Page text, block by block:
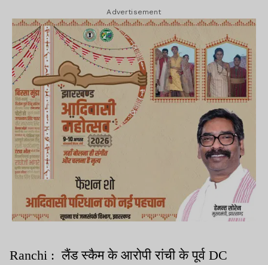
Advertisement
Ranchi : लैंड स्कैम के आरोपी रांची के पूर्व DC